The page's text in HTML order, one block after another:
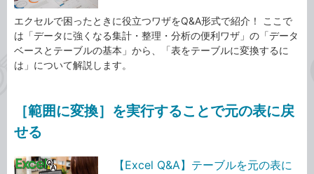
エクセルで困ったときに役立つワザをQ&A形式で紹介！ ここで
は「データに強くなる集計・整理・分析の便利ワザ」の「データ
ベースとテーブルの基本」から、「表をテーブルに変換するに
は」について解説します。
［範囲に変換］を実行することで元の表に戻
せる
【Excel Q&A】テーブルを元の表に